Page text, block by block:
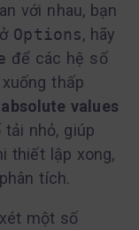
với nhau, bạn
Options, hãy
để các hệ số
thấp
values
nhỏ, giúp
thiết lập xong,
tích.
một số